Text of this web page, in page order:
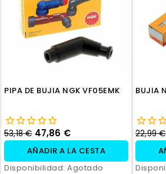
PIPA DE BUJIA NGK VF05EMK
53,18 € 47,86 €
AÑADIR A LA CESTA
Disponibilidad: Agotado
BUJIA
22,99 €